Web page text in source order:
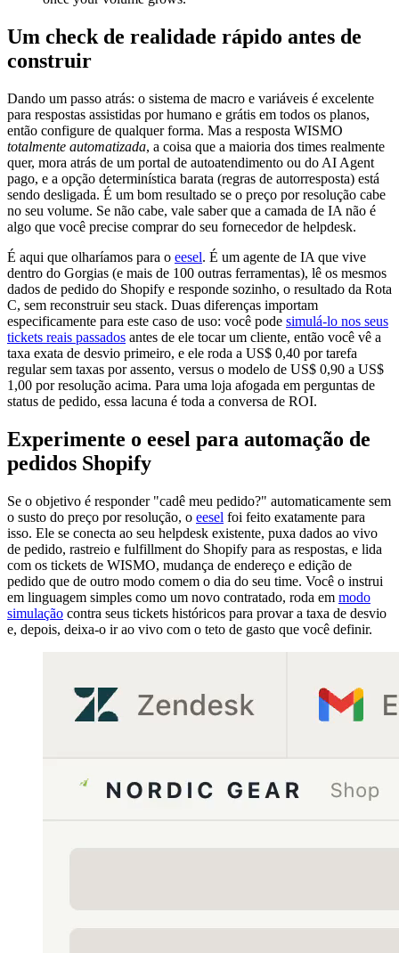
Um check de realidade rápido antes de
construir
Dando um passo atrás: o sistema de macro e variáveis é excelente
para respostas assistidas por humano e grátis em todos os planos,
então configure de qualquer forma. Mas a resposta WISMO
totalmente automatizada, a coisa que a maioria dos times realmente
quer, mora atrás de um portal de autoatendimento ou do AI Agent
pago, e a opção determinística barata (regras de autorresposta) está
sendo desligada. É um bom resultado se o preço por resolução cabe
no seu volume. Se não cabe, vale saber que a camada de IA não é
algo que você precise comprar do seu fornecedor de helpdesk.
É aqui que olharíamos para o eesel. É um agente de IA que vive
dentro do Gorgias (e mais de 100 outras ferramentas), lê os mesmos
dados de pedido do Shopify e responde sozinho, o resultado da Rota
C, sem reconstruir seu stack. Duas diferenças importam
especificamente para este caso de uso: você pode simulá-lo nos seus
tickets reais passados antes de ele tocar um cliente, então você vê a
taxa exata de desvio primeiro, e ele roda a US$ 0,40 por tarefa
regular sem taxas por assento, versus o modelo de US$ 0,90 a US$
1,00 por resolução acima. Para uma loja afogada em perguntas de
status de pedido, essa lacuna é toda a conversa de ROI.
Experimente o eesel para automação de
pedidos Shopify
Se o objetivo é responder "cadê meu pedido?" automaticamente sem
o susto do preço por resolução, o eesel foi feito exatamente para
isso. Ele se conecta ao seu helpdesk existente, puxa dados ao vivo
de pedido, rastreio e fulfillment do Shopify para as respostas, e lida
com os tickets de WISMO, mudança de endereço e edição de
pedido que de outro modo comem o dia do seu time. Você o instrui
em linguagem simples como um novo contratado, roda em modo
simulação contra seus tickets históricos para provar a taxa de desvio
e, depois, deixa-o ir ao vivo com o teto de gasto que você definir.